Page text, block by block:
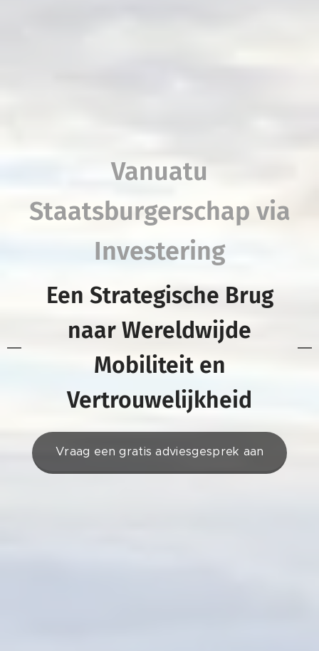
Vanuatu
Staatsburgerschap via
Investering
Een Strategische Brug
naar Wereldwijde
Mobiliteit en
Vertrouwelijkheid
Vraag een gratis adviesgesprek aan